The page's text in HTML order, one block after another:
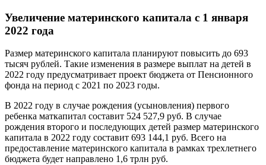
Увеличение материнского капитала с 1 января
2022 года
Размер материнского капитала планируют повысить до 693
тысяч рублей. Такие изменения в размере выплат на детей в
2022 году предусматривает проект бюджета от Пенсионного
фонда на период с 2021 по 2023 годы.
В 2022 году в случае рождения (усыновления) первого
ребенка маткапитал составит 524 527,9 руб. В случае
рождения второго и последующих детей размер материнского
капитала в 2022 году составит 693 144,1 руб. Всего на
предоставление материнского капитала в рамках трехлетнего
бюджета будет направлено 1,6 трлн руб.